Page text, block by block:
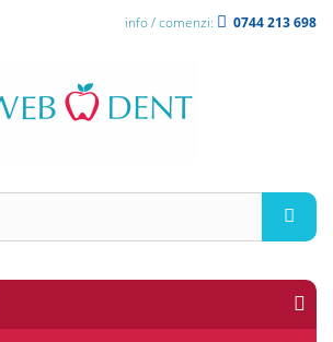
info / comenzi: 0744 213 698